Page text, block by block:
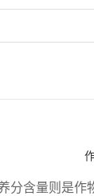
量则是作